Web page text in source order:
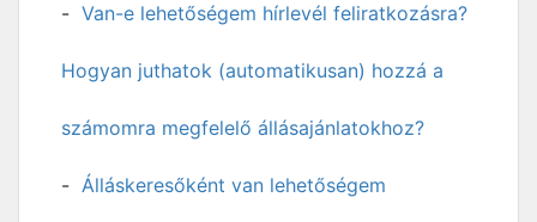
Van-e lehetőségem hírlevél feliratkozásra?
Hogyan juthatok (automatikusan) hozzá a
számomra megfelelő állásajánlatokhoz?
Álláskeresőként van lehetőségem